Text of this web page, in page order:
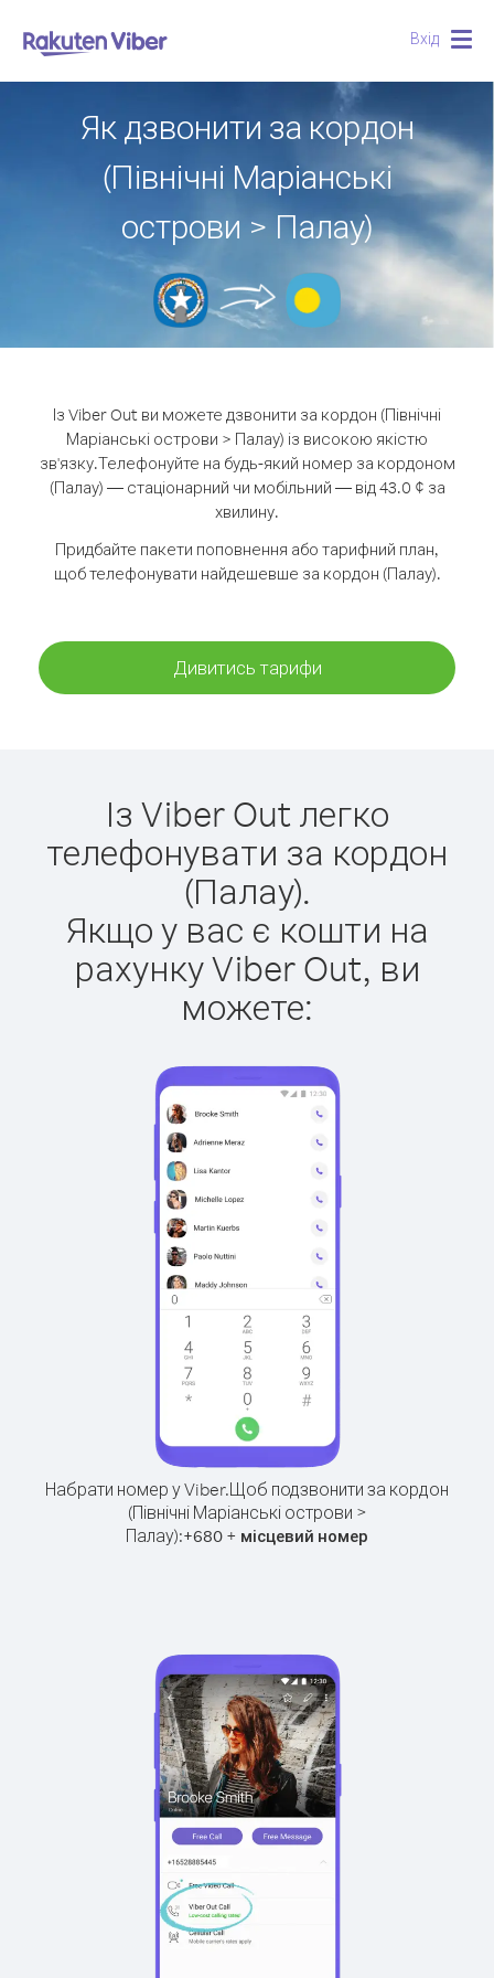
Вхід
Як дзвонити за кордон
(Північні Маріанські
острови > Палау)
Із Viber Out ви можете дзвонити за кордон (Північні
Маріанські острови > Палау) із високою якістю
зв'язку.Телефонуйте на будь-який номер за кордоном
(Палау) — стаціонарний чи мобільний — від 43.0 ¢ за
хвилину.
Придбайте пакети поповнення або тарифний план,
щоб телефонувати найдешевше за кордон (Палау).
Дивитись тарифи
Із Viber Out легко
телефонувати за кордон
(Палау).
Якщо у вас є кошти на
рахунку Viber Out, ви
можете:
Набрати номер у Viber.Щоб подзвонити за кордон
(Північні Маріанські острови >
Палау):+680 + місцевий номер